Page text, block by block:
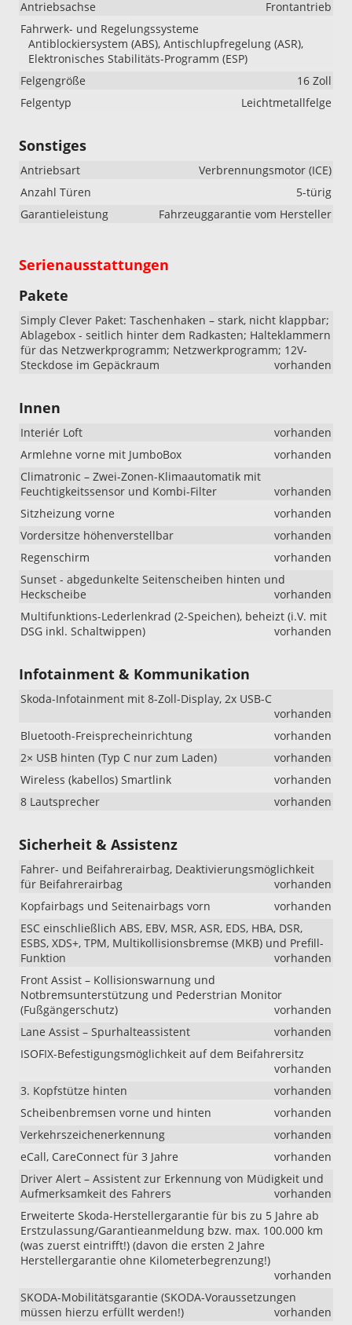
Antriebsachse
Frontantrieb
Fahrwerk- und Regelungssysteme
Antiblockiersystem (ABS), Antischlupfregelung (ASR),
Elektronisches Stabilitäts-Programm (ESP)
Felgengröße
16 Zoll
Felgentyp
Leichtmetallfelge
Sonstiges
Antriebsart
Verbrennungsmotor (ICE)
Anzahl Türen
5-türig
Garantieleistung
Fahrzeuggarantie vom Hersteller
Serienausstattungen
Pakete
Simply Clever Paket: Taschenhaken – stark, nicht klappbar;
Ablagebox - seitlich hinter dem Radkasten; Halteklammern
für das Netzwerkprogramm; Netzwerkprogramm; 12V-
Steckdose im Gepäckraum
vorhanden
Innen
Interiér Loft
vorhanden
Armlehne vorne mit JumboBox
vorhanden
Climatronic – Zwei-Zonen-Klimaautomatik mit
Feuchtigkeitssensor und Kombi-Filter
vorhanden
Sitzheizung vorne
vorhanden
Vordersitze höhenverstellbar
vorhanden
Regenschirm
vorhanden
Sunset - abgedunkelte Seitenscheiben hinten und
Heckscheibe
vorhanden
Multifunktions-Lederlenkrad (2-Speichen), beheizt (i.V. mit
DSG inkl. Schaltwippen)
vorhanden
Infotainment & Kommunikation
Skoda-Infotainment mit 8-Zoll-Display, 2x USB-C
vorhanden
Bluetooth-Freisprecheinrichtung
vorhanden
2× USB hinten (Typ C nur zum Laden)
vorhanden
Wireless (kabellos) Smartlink
vorhanden
8 Lautsprecher
vorhanden
Sicherheit & Assistenz
Fahrer- und Beifahrerairbag, Deaktivierungsmöglichkeit
für Beifahrerairbag
vorhanden
Kopfairbags und Seitenairbags vorn
vorhanden
ESC einschließlich ABS, EBV, MSR, ASR, EDS, HBA, DSR,
ESBS, XDS+, TPM, Multikollisionsbremse (MKB) und Prefill-
Funktion
vorhanden
Front Assist – Kollisionswarnung und
Notbremsunterstützung und Pederstrian Monitor
(Fußgängerschutz)
vorhanden
Lane Assist – Spurhalteassistent
vorhanden
ISOFIX-Befestigungsmöglichkeit auf dem Beifahrersitz
vorhanden
3. Kopfstütze hinten
vorhanden
Scheibenbremsen vorne und hinten
vorhanden
Verkehrszeichenerkennung
vorhanden
eCall, CareConnect für 3 Jahre
vorhanden
Driver Alert – Assistent zur Erkennung von Müdigkeit und
Aufmerksamkeit des Fahrers
vorhanden
Erweiterte Skoda-Herstellergarantie für bis zu 5 Jahre ab
Erstzulassung/Garantieanmeldung bzw. max. 100.000 km
(was zuerst eintrifft!) (davon die ersten 2 Jahre
Herstellergarantie ohne Kilometerbegrenzung!)
vorhanden
SKODA-Mobilitätsgarantie (SKODA-Voraussetzungen
müssen hierzu erfüllt werden!)
vorhanden